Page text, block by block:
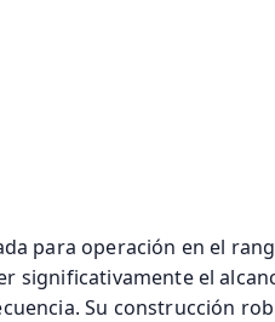
para operación en el
significativamente el
Su construcción